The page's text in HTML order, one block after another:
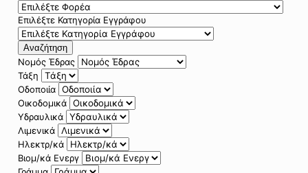
Επιλέξτε Κατηγορία Εγγράφου
Αναζήτηση
Νομός Έδρας
Τάξη
Οδοποιία
Οικοδομικά
Υδραυλικά
Λιμενικά
Ηλεκτρ/κά
Βιομ/κά Ενεργ